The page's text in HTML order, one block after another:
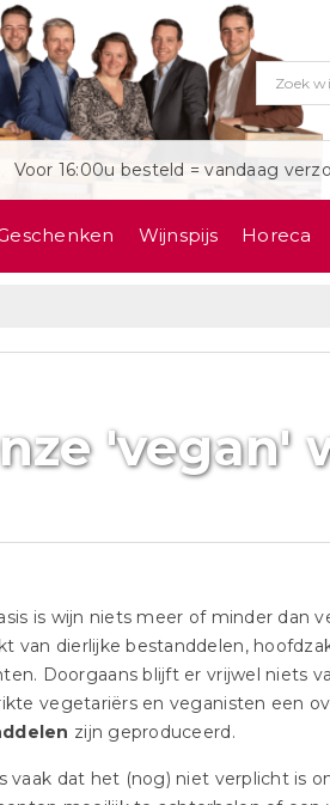
Voor 16:00u besteld = vandaag
Wijnspijs Horeca
'vegan'
is wijn niets meer of minder dan
van dierlijke bestanddelen,
Doorgaans blijft er vrijwel niets
vegetariërs en veganisten een
zijn geproduceerd.
vaak dat het (nog) niet verplicht is